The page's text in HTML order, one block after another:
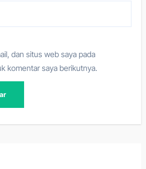
dan situs web saya pada
komentar saya berikutnya.